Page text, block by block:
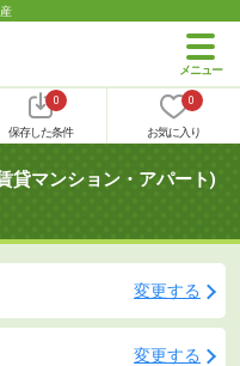
0
保存した条件
0
お気に入り
貸マンション・アパート)
変更する
変更する